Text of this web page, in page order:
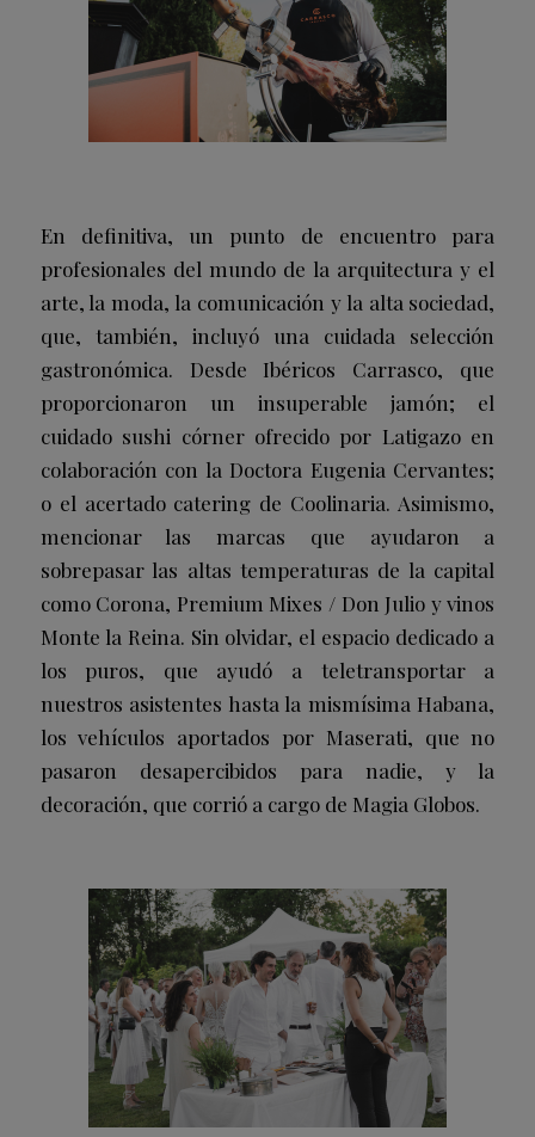
En definitiva, un punto de encuentro para
profesionales del mundo de la arquitectura y el
arte, la moda, la comunicación y la alta sociedad,
que, también, incluyó una cuidada selección
gastronómica. Desde Ibéricos Carrasco, que
proporcionaron un insuperable jamón; el
cuidado sushi córner ofrecido por Latigazo en
colaboración con la Doctora Eugenia Cervantes;
o el acertado catering de Coolinaria. Asimismo,
mencionar las marcas que ayudaron a
sobrepasar las altas temperaturas de la capital
como Corona, Premium Mixes / Don Julio y vinos
Monte la Reina. Sin olvidar, el espacio dedicado a
los puros, que ayudó a teletransportar a
nuestros asistentes hasta la mismísima Habana,
los vehículos aportados por Maserati, que no
pasaron desapercibidos para nadie, y la
decoración, que corrió a cargo de Magia Globos.